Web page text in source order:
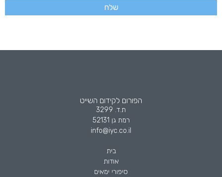
שלח
הפורום לקידום השייט
ת.ד. 3299
רמת גן 52131
info@iyc.co.il
בית
אודות
סיפורי ימאים